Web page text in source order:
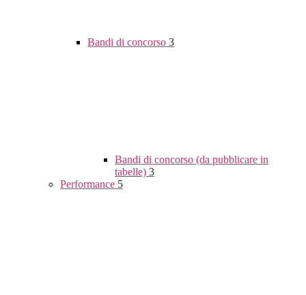
Bandi di concorso 3
Bandi di concorso (da pubblicare in
tabelle) 3
Performance 5